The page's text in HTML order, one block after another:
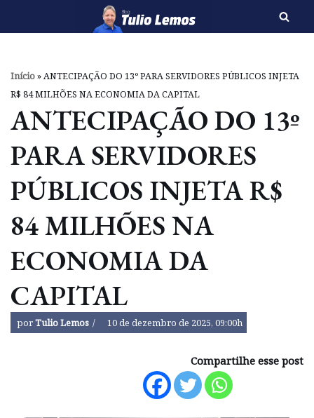
o
conteúdo
Início»ANTECIPAÇÃO DO 13º PARA SERVIDORES PÚBLICOS INJETA
R$ 84 MILHÕES NA ECONOMIA DA CAPITAL
ANTECIPAÇÃO DO 13º
PARA SERVIDORES
PÚBLICOS INJETA R$
84 MILHÕES NA
ECONOMIA DA
CAPITAL
porTulio Lemos 10 de dezembro de 2025, 09:00h
Compartilhe esse post